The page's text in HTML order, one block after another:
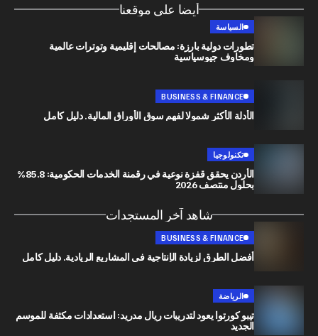
أيضا على موقعنا
تطورات دولية بارزة: مصالحات إقليمية وتوترات عالمية
ومخاوف جيوسياسية
BUSINESS & FINANCE
الأدلة الأكثر شمولا لفهم سوق الأوراق المالية. دليل كامل
الأردن يحقق قفزة نوعية في رقمنة الخدمات الحكومية: 85.8%
بحلول منتصف 2026
شاهد آخر المستجدات
BUSINESS & FINANCE
أفضل الطرق لزيادة الإنتاجية في المشاريع الريادية. دليل كامل
تيبو كورتوا يعود لتدريبات ريال مدريد: استعدادات مكثفة للموسم